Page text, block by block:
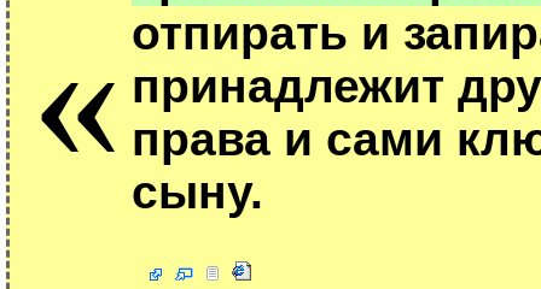
« отпирать и
принадлежит
права и сами
сыну.